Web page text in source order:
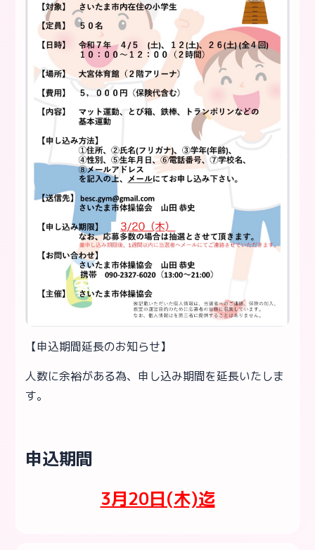
【申込期間延長のお知らせ】
人数に余裕がある為、申し込み期間を延長いたしま
す。
申込期間
3月20日(木)迄